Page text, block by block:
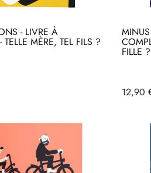
- LIVRE À
TELLE MÈRE, TEL FILS ?
FILLE ?
Prix
12,90